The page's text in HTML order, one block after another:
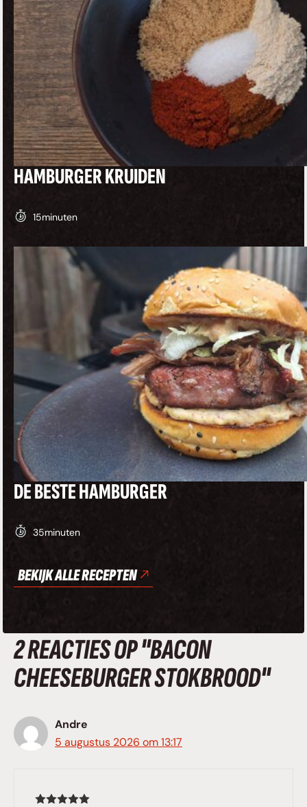
HAMBURGER KRUIDEN
15minuten
DE BESTE HAMBURGER
35minuten
BEKIJK ALLE RECEPTEN
2 REACTIES OP "BACON
CHEESEBURGER STOKBROOD"
Andre
5 augustus 2026 om 13:17